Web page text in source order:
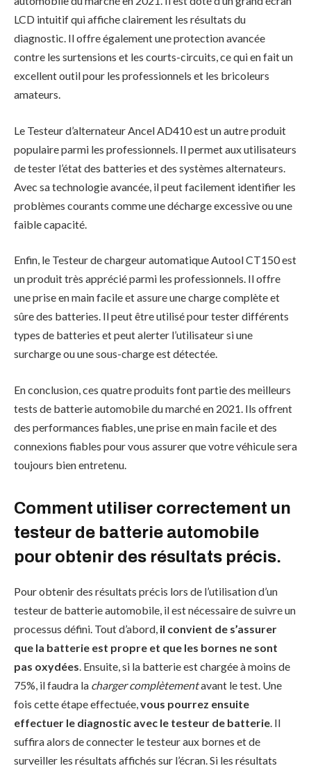
LCD intuitif qui affiche clairement les résultats du
diagnostic. Il offre également une protection avancée
contre les surtensions et les courts-circuits, ce qui en fait un
excellent outil pour les professionnels et les bricoleurs
amateurs.
Le Testeur d’alternateur Ancel AD410 est un autre produit
populaire parmi les professionnels. Il permet aux utilisateurs
de tester l’état des batteries et des systèmes alternateurs.
Avec sa technologie avancée, il peut facilement identifier les
problèmes courants comme une décharge excessive ou une
faible capacité.
Enfin, le Testeur de chargeur automatique Autool CT150 est
un produit très apprécié parmi les professionnels. Il offre
une prise en main facile et assure une charge complète et
sûre des batteries. Il peut être utilisé pour tester différents
types de batteries et peut alerter l’utilisateur si une
surcharge ou une sous-charge est détectée.
En conclusion, ces quatre produits font partie des meilleurs
tests de batterie automobile du marché en 2021. Ils offrent
des performances fiables, une prise en main facile et des
connexions fiables pour vous assurer que votre véhicule sera
toujours bien entretenu.
Comment utiliser correctement un
testeur de batterie automobile
pour obtenir des résultats précis.
Pour obtenir des résultats précis lors de l’utilisation d’un
testeur de batterie automobile, il est nécessaire de suivre un
processus défini. Tout d’abord, il convient de s’assurer
que la batterie est propre et que les bornes ne sont
pas oxydées. Ensuite, si la batterie est chargée à moins de
75%, il faudra la charger complètementavant le test. Une
fois cette étape effectuée,vous pourrez ensuite
effectuer le diagnostic avec le testeur de batterie. Il
suffira alors de connecter le testeur aux bornes et de
surveiller les résultats affichés sur l’écran. Si les résultats